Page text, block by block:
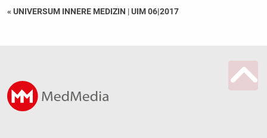
« UNIVERSUM INNERE MEDIZIN |UIM 06|2017